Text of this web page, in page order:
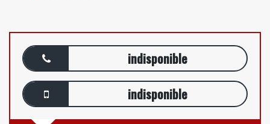
indisponible
indisponible